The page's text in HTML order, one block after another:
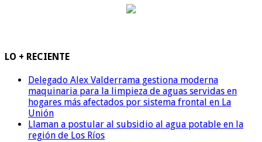
LO + RECIENTE
Delegado Alex Valderrama gestiona moderna
maquinaria para la limpieza de aguas servidas en
hogares más afectados por sistema frontal en La
Unión
Llaman a postular al subsidio al agua potable en la
región de Los Ríos